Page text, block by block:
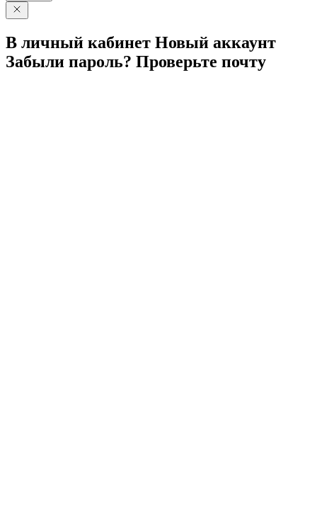
В личный кабинет Новый аккаунт
Забыли пароль? Проверьте почту